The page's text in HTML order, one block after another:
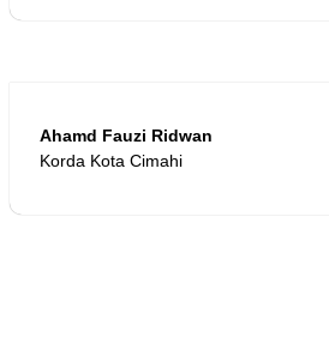
Ahamd Fauzi Ridwan
Korda Kota Cimahi